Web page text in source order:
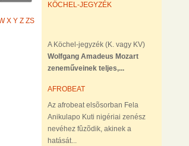
X Y Z ZS
KÖCHEL-JEGYZÉK
A Köchel-jegyzék (K. vagy KV)
Wolfgang Amadeus Mozart
zeneműveinek teljes,...
AFROBEAT
Az afrobeat elsõsorban Fela
Anikulapo Kuti nigériai zenész
nevéhez fûzõdik, akinek a
hatását...